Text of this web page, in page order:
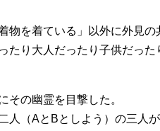
物を着ている」以外に外見の
たり大人だったり子供だっ
その幽霊を目撃した。
人（AとBとしよう）の三人が